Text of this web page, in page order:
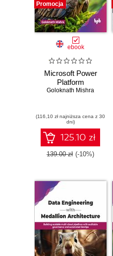
Promocja
ebook
Microsoft Power
Platform
Goloknath Mishra
(116,10 zł najniższa cena z 30
dni)
125.10 zł
139.00 zł (-10%)